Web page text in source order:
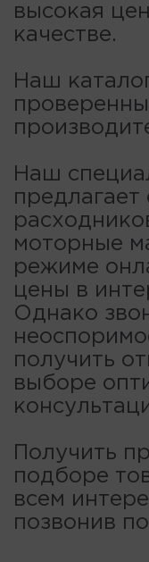
высокая
качестве.
Наш
Наш
моторные
режиме
цены в
Однако
получить
выборе
Получить
подборе
всем
позвонив